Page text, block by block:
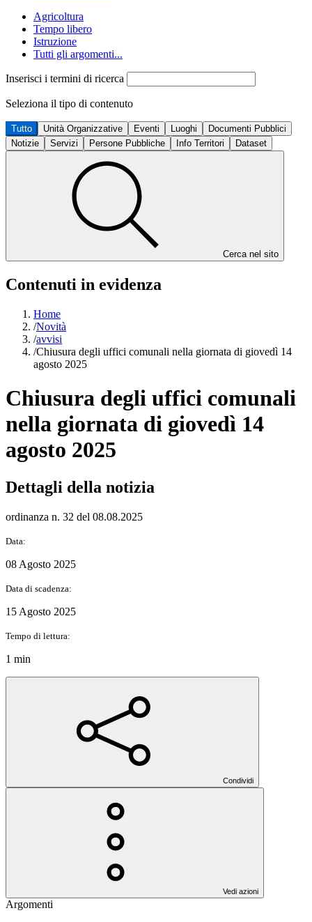
Agricoltura
Tempo libero
Istruzione
Tutti gli argomenti...
Inserisci i termini di ricerca
Seleziona il tipo di contenuto
Tutto Unità Organizzative Eventi Luoghi
Documenti Pubblici
Notizie
Servizi Persone Pubbliche Info Territori Dataset
Cerca nel sito
Contenuti in evidenza
Home
/Novità
/avvisi
/Chiusura degli uffici comunali nella giornata di giovedì 14
agosto 2025
Chiusura degli uffici comunali
nella giornata di giovedì 14
agosto 2025
Dettagli della notizia
ordinanza n. 32 del 08.08.2025
Data:
08 Agosto 2025
Data di scadenza:
15 Agosto 2025
Tempo di lettura:
1 min
Condividi
Vedi azioni
Argomenti